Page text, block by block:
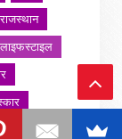
राजस्थान
लाइफस्टाइल
Ba